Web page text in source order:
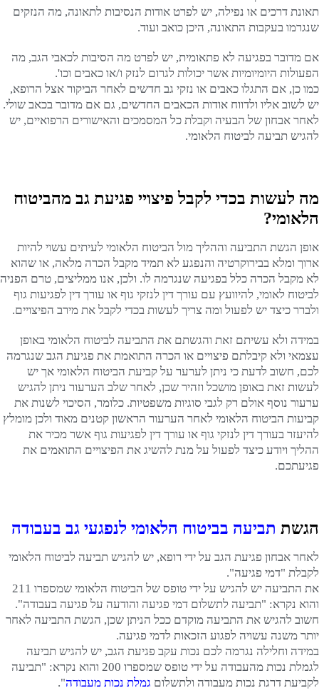
תאונת דרכים או נפילה, יש לפרט אודות הנסיבות לתאונה, מה הנזקים
שנגרמו בעקבות התאונה, היכן כואב ועוד.
אם מדובר בפגיעה לא פתאומית, יש לפרט מה הסיבות לכאבי הגב, מה
הפעולות היומיומיות אשר יכולות לגרום לנזק ו/או כאבים וכו'.
כמו כן, אם התגלו כאבים או נזקי גב חדשים לאחר הביקור אצל הרופא,
יש לשוב אליו ולדווח אודות הכאבים החדשים, גם אם מדובר בכאב שולי.
לאחר אבחון של הבעיה וקבלת כל המסמכים והאישורים הרפואיים, יש
להגיש תביעה לביטוח הלאומי.
מה לעשות בכדי לקבל פיצויי פגיעת גב מהביטוח
הלאומי?
אופן הגשת התביעה וההליך מול הביטוח הלאומי לעיתים עשוי להיות
ארוך ומלא בבירוקרטיה והנפגע לא תמיד מקבל הכרה מלאה, או שהוא
לא מקבל הכרה כלל בפגיעה שנגרמה לו. ולכן, אנו ממליצים, טרם הפניה
לביטוח לאומי, להיוועץ עם עורך דין לנזקי גוף או עורך דין לפגיעות גוף
ולברר כיצד יש לפעול ומה צריך לעשות בכדי לקבל את מירב הפיצויים.
במידה ולא עשיתם זאת והגשתם את התביעה לביטוח הלאומי באופן
עצמאי ולא קיבלתם פיצויים או הכרה התואמת את פגיעת הגב שנגרמה
לכם, חשוב לדעת כי ניתן לערער על קביעת הביטוח הלאומי אך יש
לעשות זאת באופן מושכל וזהיר שכן, לאחר שלב הערעור ניתן להגיש
ערעור נוסף אולם רק לגבי סוגיות משפטיות. כלומר, הסיכוי לשנות את
קביעות הביטוח הלאומי לאחר הערעור הראשון קטנים מאוד ולכן מומלץ
להיעזר בעורך דין לנזקי גוף או עורך דין לפגיעות גוף אשר מכיר את
ההליך ויודע כיצד לפעול על מנת להשיג את הפיצויים התואמים את
פגיעתכם.
הגשת תביעה בביטוח הלאומי לנפגעי גב בעבודה
לאחר אבחון פגיעת הגב על ידי רופא, יש להגיש תביעה לביטוח הלאומי
לקבלת "דמי פגיעה".
את התביעה יש להגיש על ידי טופס של הביטוח הלאומי שמספרו 211
והוא נקרא: "תביעה לתשלום דמי פגיעה והודעה על פגיעה בעבודה".
חשוב להגיש את התביעה מוקדם ככל הניתן שכן, הגשת התביעה לאחר
יותר משנה עשויה לפגוע הזכאות לדמי פגיעה.
במידה וחלילה נגרמה לכם נכות עקב פגיעת הגב, יש להגיש תביעה
לגמלת נכות מהעבודה על ידי טופס שמספרו 200 והוא נקרא: "תביעה
לקביעת דרגת נכות מעבודה ולתשלום גמלת נכות מעבודה".